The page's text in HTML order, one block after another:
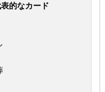
的なカード